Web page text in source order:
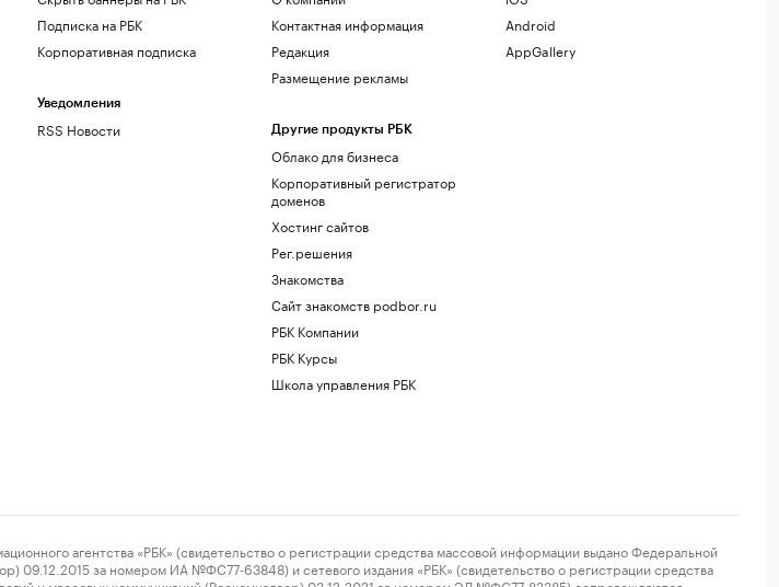
Подписка на РБК
Корпоративная подписка
Уведомления
RSS Новости
Контактная информация
Редакция
Размещение рекламы
Другие продукты РБК
Облако для бизнеса
Корпоративный регистратор
доменов
Хостинг сайтов
Рег.решения
Знакомства
Сайт знакомств podbor.ru
РБК Компании
РБК Курсы
Школа управления РБК
Android
AppGallery
агентства «РБК» (свидетельство о регистрации средства массовой информации выдано Федеральной
09.12.2015 за номером ИА №ФС77-63848) и сетевого издания «РБК» (свидетельство о регистрации средства